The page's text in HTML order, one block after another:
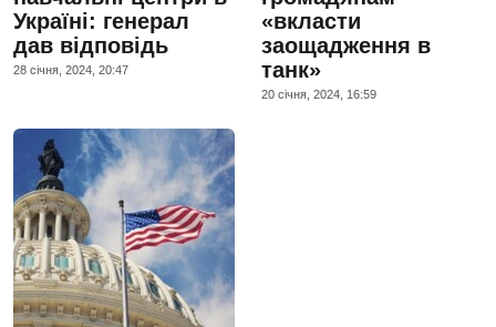
Україні: генерал
дав відповідь
28 сiчня, 2024, 20:47
«вкласти
заощадження в
танк»
20 сiчня, 2024, 16:59